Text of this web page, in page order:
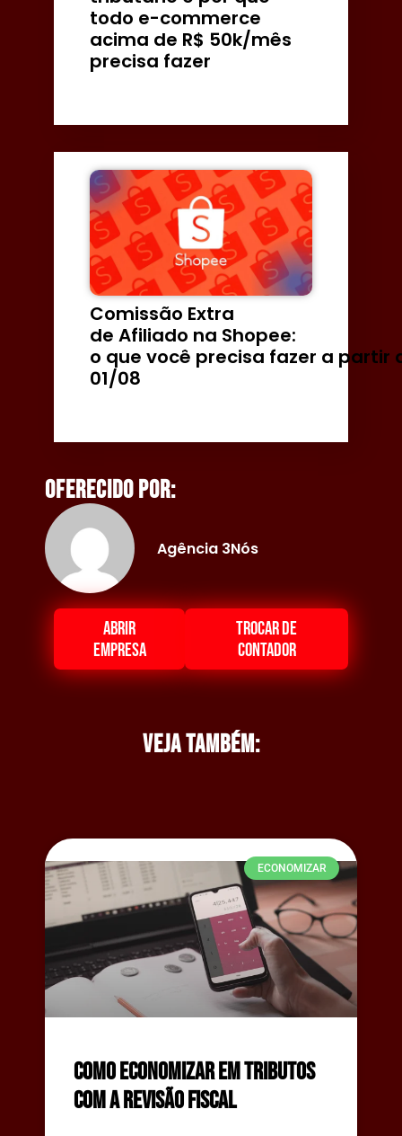
todo e-commerce
acima de R$ 50k/mês
precisa fazer
Comissão Extra
de Afiliado na Shopee:
o que você precisa fazer a partir
01/08
Oferecido por:
Agência 3Nós
ABRIR
EMPRESA
TROCAR DE
CONTADOR
Veja também:
ECONOMIZAR
Como economizar em tributos
com a Revisão Fiscal